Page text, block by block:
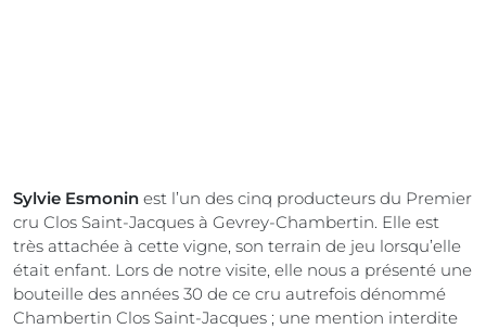
Sylvie Esmonin est l’un des cinq producteurs du Premier
cru Clos Saint-Jacques à Gevrey-Chambertin. Elle est
très attachée à cette vigne, son terrain de jeu lorsqu’elle
était enfant. Lors de notre visite, elle nous a présenté une
bouteille des années 30 de ce cru autrefois dénommé
Chambertin Clos Saint-Jacques ; une mention interdite